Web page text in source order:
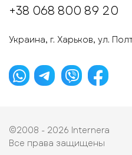
+38 068 800 89 20
Украина, г. Харьков, ул.
©2008 - 2026 Internera
Все права защищены